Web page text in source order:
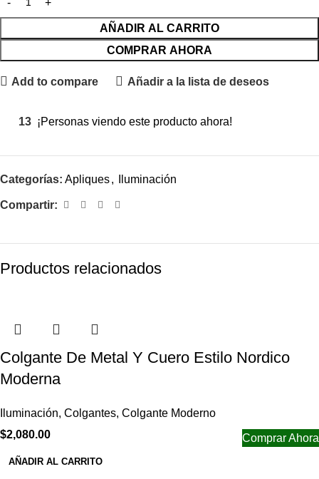
AÑADIR AL CARRITO
COMPRAR AHORA
Add to compare Añadir a la lista de deseos
13 ¡Personas viendo este producto ahora!
Categorías: Apliques, Iluminación
Compartir:
Productos relacionados
Colgante De Metal Y Cuero Estilo Nordico
Moderna
Iluminación, Colgantes, Colgante Moderno
$2,080.00 Comprar Ahora
AÑADIR AL CARRITO